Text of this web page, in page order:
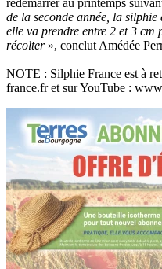
redémarrer au printemps
de la seconde année, la
elle va prendre entre 2 et 3
récolter», conclut Amédée
NOTE : Silphie France est à
france.fr et sur YouTube :